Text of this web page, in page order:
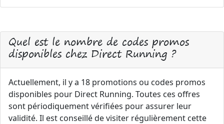
Quel est le nombre de codes promos
disponibles chez Direct Running ?
Actuellement, il y a 18 promotions ou codes promos
disponibles pour Direct Running. Toutes ces offres
sont périodiquement vérifiées pour assurer leur
validité. Il est conseillé de visiter régulièrement cette